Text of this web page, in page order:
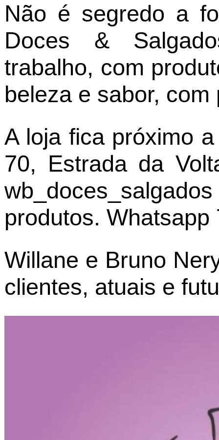
Não é segredo a
Doces &
trabalho, com
beleza e sabor, com
A loja fica próximo
70, Estrada da
produtos.
Willane e Bruno
clientes, atuais e